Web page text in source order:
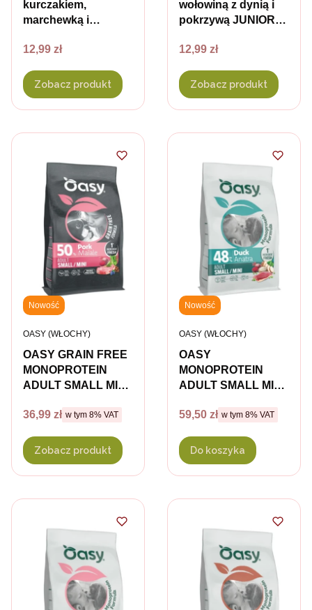
kurczakiem,
marchewką i
Huhn dla szczeniąt
Cena
12,99 zł
Zobacz produkt
wołowiną z dynią i
pokrzywą JUNIOR
Cena
12,99 zł
Zobacz produkt
Nowość
OASY GRAIN FREE
MONOPROTEIN
ADULT SMALL MINI
karma bezzbożowa z
psów małych ras -
różna waga
PRODUCENT
OASY (WŁOCHY)
Cena brutto
36,99 zł w tym %s VAT
w tym 8% VAT
Zobacz produkt
Nowość
OASY
MONOPROTEIN
ADULT SMALL MINI
pełnoporcjowa z z
małych ras - 2 kg
PRODUCENT
OASY (WŁOCHY)
Cena brutto
59,50 zł w tym %s VAT
w tym 8% VAT
Do koszyka